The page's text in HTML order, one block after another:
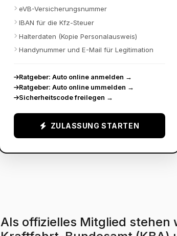
eVB-Versicherungsnummer
IBAN für die Kfz-Steuer
Halterdaten (Kopie Personalausweis)
Handynummer und E-Mail für Legitimation
Ratgeber: Auto online anmelden →
Ratgeber: Auto online ummelden →
Sicherheitscode freilegen →
ZULASSUNG STARTEN
Als offizielles Mitglied stehen